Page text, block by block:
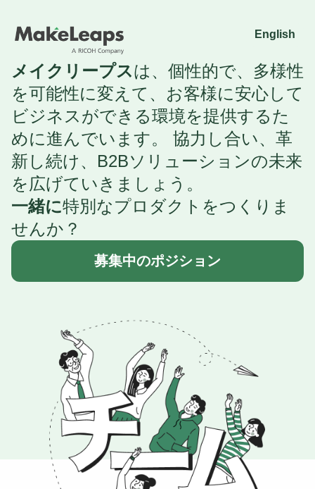
English
メイクリープスは、個性的で、多様性
を可能性に変えて、お客様に安心して
ビジネスができる環境を提供するた
めに進んでいます。 協力し合い、革
新し続け、B2Bソリューションの未来
を広げていきましょう。
一緒に特別なプロダクトをつくりま
せんか？
募集中のポジション